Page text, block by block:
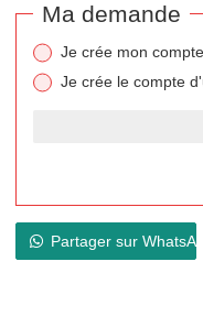
Ma demande
Je crée mon
Je crée le compte
Partager sur